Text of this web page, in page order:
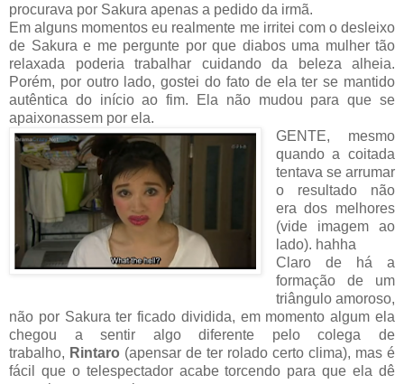
procurava por Sakura apenas a pedido da irmã.
Em alguns momentos eu realmente me irritei com o desleixo
de Sakura e me pergunte por que diabos uma mulher tão
relaxada poderia trabalhar cuidando da beleza alheia.
Porém, por outro lado, gostei do fato de ela ter se mantido
autêntica do início ao fim. Ela não mudou para que se
apaixonassem por ela.
GENTE, mesmo
quando a coitada
tentava se arrumar
o resultado não
era dos melhores
(vide imagem ao
lado). hahha
Claro de há a
formação de um
triângulo amoroso,
não por Sakura ter ficado dividida, em momento algum ela
chegou a sentir algo diferente pelo colega de
trabalho, Rintaro (apensar de ter rolado certo clima), mas é
fácil que o telespectador acabe torcendo para que ela dê